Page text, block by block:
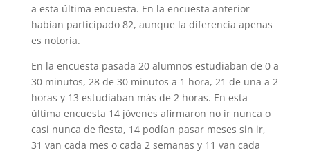
a esta última encuesta. En la encuesta anterior
habían participado 82, aunque la diferencia apenas
es notoria.
En la encuesta pasada 20 alumnos estudiaban de 0 a
30 minutos, 28 de 30 minutos a 1 hora, 21 de una a 2
horas y 13 estudiaban más de 2 horas. En esta
última encuesta 14 jóvenes afirmaron no ir nunca o
casi nunca de fiesta, 14 podían pasar meses sin ir,
31 van cada mes o cada 2 semanas y 11 van cada